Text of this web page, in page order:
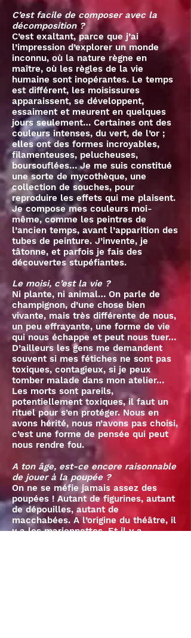
C’est facile de composer avec la
décomposition ?
C’est exaltant, parce que j’ai
l’impression d’explorer un monde
inconnu, où la nature règne en
maître, où les règles de la vie
humaine sont inopérantes. Le temps
est différent, les moisissures
apparaissent, se développent,
essaiment et meurent en quelques
jours seulement… Certaines ont des
couleurs intenses, du vert, de l’or ;
elles ont des formes incroyables,
filamenteuses, pelucheuses,
boursouflées… Je me suis constitué
une sorte de mycothèque, une
collection de souches, pour
reproduire les effets qui me plaisent.
Je compose mes couleurs moi-
même, comme les peintres de
l’ancien temps, avant l’apparition des
tubes de peinture. J’invente, je
tâtonne, et parfois je fais des
découvertes stupéfiantes.
Le moisi, c’est la vie ?
Ni plante, ni animal… On parle de
champignon, d’une chose bien
vivante, mais très différente de nous,
un peu effrayante, une forme de vie
qui nous échappe et peut nous tuer…
D’ailleurs les gens me demandent
souvent si mes fétiches ne sont pas
toxiques, contagieux, si je peux
tomber malade dans mon atelier…
Les morts sont pareils,
potentiellement toxiques, il faut un
rituel pour s’en protéger. Nous en
avons hérité, nous n’avons pas choisi,
c’est une forme de pensée qui peut
nous rendre fou.
A ton âge, est-ce encore raisonnable
de jouer à la poupée ?
On ne se méfie jamais assez des
poupées ! Autant de figurines, autant
de dépouilles, autant de
macchabées. A l’origine du théâtre, il
y a les marionnettes. Et il y a